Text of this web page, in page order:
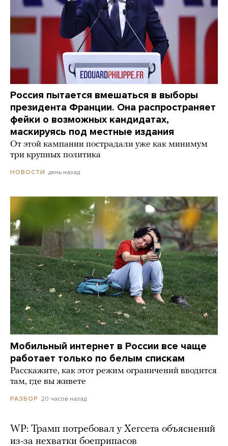
Россия пытается вмешаться в выборы
президента Франции. Она распространяет
фейки о возможных кандидатах,
маскируясь под местные издания
От этой кампании пострадали уже как минимум
три крупных политика
НОВОСТИ день назад
Мобильный интернет в России все чаще
работает только по белым спискам
Расскажите, как этот режим ограничений вводится
там, где вы живете
РАЗБОР 20 часов назад
WP: Трамп потребовал у Хегсета объяснений
из-за нехватки боеприпасов